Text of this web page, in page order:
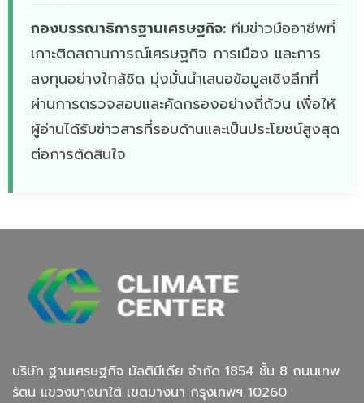
กองบรรณาธิการฐานเศรษฐกิจ: ทีมข่าวมืออาชีพที่
เกาะติดสถานการณ์เศรษฐกิจ การเมือง และการ
ลงทุนอย่างใกล้ชิด มุ่งมั่นนำเสนอข้อมูลเชิงลึกที่
ผ่านการตรวจสอบและคัดกรองอย่างถี่ถ้วน เพื่อให้
ผู้อ่านได้รับข่าวสารที่รอบด้านและเป็นประโยชน์สูงสุด
ต่อการตัดสินใจ
บริษัท ฐานเศรษฐกิจ มัลติมีเดีย จํากัด 1854 ชั้น 8 ถนนเทพ
รัตน แขวงบางนาใต้ เขตบางนา กรุงเทพฯ 10260